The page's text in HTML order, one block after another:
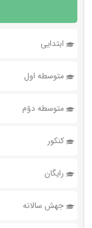
ابتدایی
متوسطه اول
متوسطه دوّم
کنکور
رایگان
جهش سالانه